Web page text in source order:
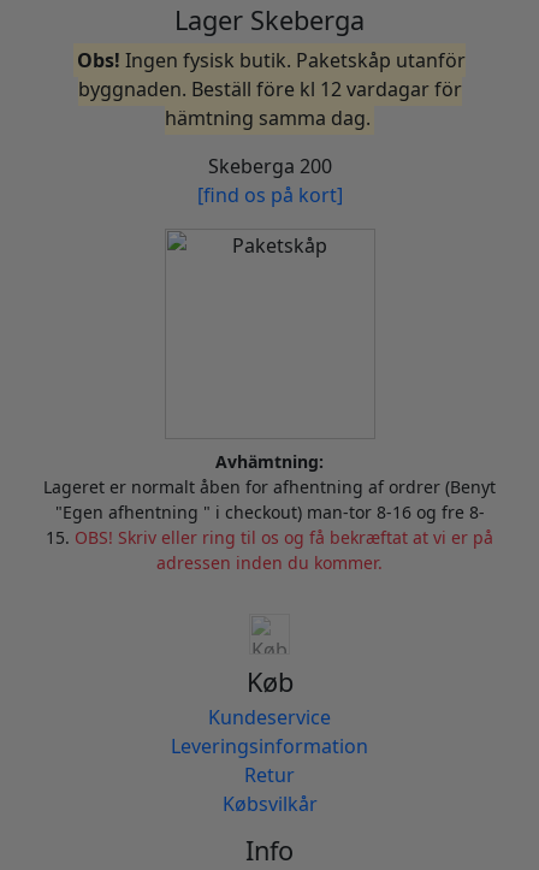
Lager Skeberga
Obs! Ingen fysisk butik. Paketskåp utanför
byggnaden. Beställ före kl 12 vardagar för
hämtning samma dag.
Skeberga 200
[find os på kort]
Avhämtning:
Lageret er normalt åben for afhentning af ordrer (Benyt
"Egen afhentning " i checkout) man-tor 8-16 og fre 8-
15. OBS! Skriv eller ring til os og få bekræftat at vi er på
adressen inden du kommer.
Køb
Kundeservice
Leveringsinformation
Retur
Købsvilkår
Info